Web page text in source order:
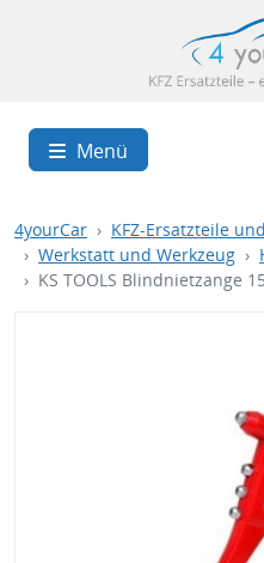
Menü
4yourCar
KFZ-Ersatzteile
Werkstatt und Werkzeug
KS TOOLS Blindnietzange